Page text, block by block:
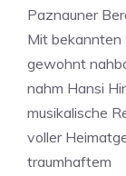
Paznauner
Mit bekannten
gewohnt
nahm Hansi
musikalische
voller
traumhaftem